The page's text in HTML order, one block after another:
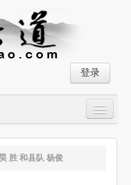
登录
胜 和县队 杨俊